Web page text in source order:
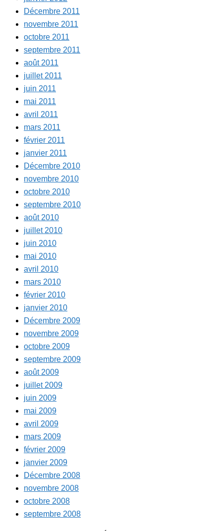
Décembre 2011
novembre 2011
octobre 2011
septembre 2011
août 2011
juillet 2011
juin 2011
mai 2011
avril 2011
mars 2011
février 2011
janvier 2011
Décembre 2010
novembre 2010
octobre 2010
septembre 2010
août 2010
juillet 2010
juin 2010
mai 2010
avril 2010
mars 2010
février 2010
janvier 2010
Décembre 2009
novembre 2009
octobre 2009
septembre 2009
août 2009
juillet 2009
juin 2009
mai 2009
avril 2009
mars 2009
février 2009
janvier 2009
Décembre 2008
novembre 2008
octobre 2008
septembre 2008